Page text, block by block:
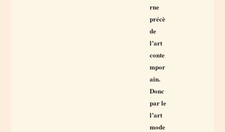
rne
précè
de
l’art
conte
mpor
ain.
Donc
par le
l’art
mode